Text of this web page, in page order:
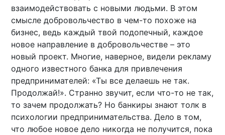
взаимодействовать с новыми людьми. В этом
смысле добровольчество в чем-то похоже на
бизнес, ведь каждый твой подопечный, каждое
новое направление в добровольчестве – это
новый проект. Многие, наверное, видели рекламу
одного известного банка для привлечения
предпринимателей: «Ты все делаешь не так.
Продолжай!». Странно звучит, если что-то не так,
то зачем продолжать? Но банкиры знают толк в
психологии предпринимательства. Дело в том,
что любое новое дело никогда не получится, пока